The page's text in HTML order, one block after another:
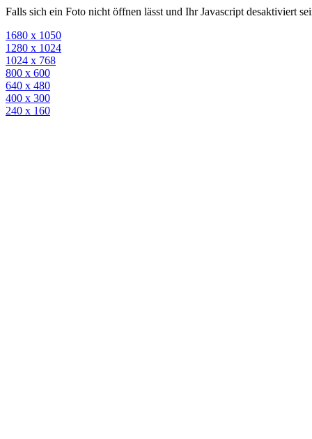
Falls sich ein Foto nicht öffnen lässt und Ihr Javascript desaktiviert
1680 x 1050
1280 x 1024
1024 x 768
800 x 600
640 x 480
400 x 300
240 x 160